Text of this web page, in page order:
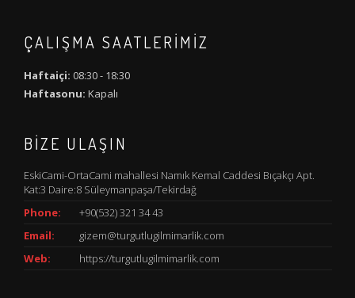
ÇALIŞMA SAATLERIMIZ
Haftaiçi: 08:30 - 18:30
Haftasonu: Kapalı
BIZE ULAŞIN
EskiCami-OrtaCami mahallesi Namık Kemal Caddesi Bıçakçı Apt.
Kat:3 Daire:8 Süleymanpaşa/Tekirdağ
Phone:
+90(532) 321 34 43
Email:
gizem@turgutlugilmimarlik.com
Web:
https://turgutlugilmimarlik.com